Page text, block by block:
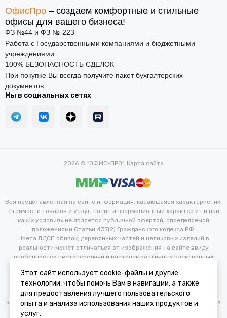
ОфисПро – создаем комфортные и стильные
офисы для вашего бизнеса!
ФЗ №44 и ФЗ №-223
Работа с Государственными компаниями и бюджетными
учреждениями.
100% БЕЗОПАСНОСТЬ СДЕЛОК
При покупке Вы всегда получите пакет бухгалтерских
документов.
Мы в социальных сетях
2026 © "ОФИС-ПРО". Карта сайта
Вся представленная на сайте информация, касающаяся характеристик,
стоимости товаров и услуг, носит информационный характер и ни при
каких условиях не является публичной офертой, определяемой
положениями Статьи 437(2) Гражданского кодекса РФ.
Цвета ЛДСП обивок, деревянных частей и целиковых изделий в
реальности может отличаться от изображения на сайте ввиду
особенностей цветопередачи и настроек различных электронных
изменения в технические и иные характеристики изделий для
улучшения их эксплуатационных и технических параметров без
предварительного уведомления потребителя. Изменение
конфигурации продукта не является основанием для возврата/обмена
Этот сайт использует cookie-файлы и другие
технологии, чтобы помочь Вам в навигации, а также
для предоставления лучшего пользовательского
опыта и анализа использования наших продуктов и
услуг.